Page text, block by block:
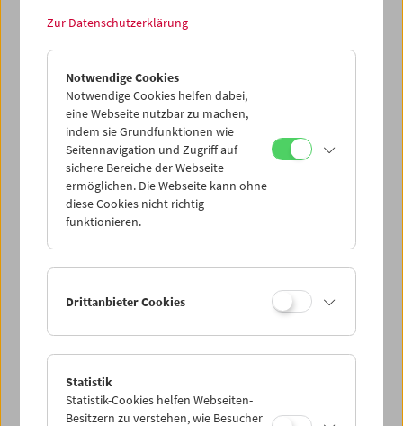
Do 6.8.
Fr 7.8.
Sa 8.8.
So 9.8.
PROGRAMM ÜBERBLICK
Zur Datenschutzerklärung
Notwendige Cookies
Notwendige Cookies helfen dabei,
eine Webseite nutzbar zu machen,
indem sie Grundfunktionen wie
Seitennavigation und Zugriff auf
sichere Bereiche der Webseite
ermöglichen. Die Webseite kann ohne
diese Cookies nicht richtig
funktionieren.
Drittanbieter Cookies
Statistik
Statistik-Cookies helfen Webseiten-
Besitzern zu verstehen, wie Besucher